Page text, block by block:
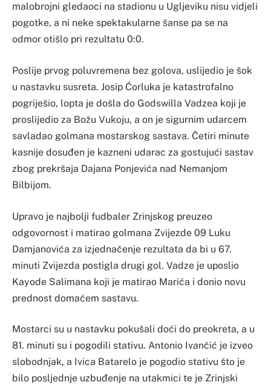
malobrojni gledaoci na stadionu u Ugljeviku nisu vidjeli
pogotke, a ni neke spektakularne šanse pa se na
odmor otišlo pri rezultatu 0:0.
Poslije prvog poluvremena bez golova, uslijedio je šok
u nastavku susreta. Josip Ćorluka je katastrofalno
pogriješio, lopta je došla do Godswilla Vadzea koji je
proslijedio za Božu Vukoju, a on je sigurnim udarcem
savladao golmana mostarskog sastava. Četiri minute
kasnije dosuđen je kazneni udarac za gostujući sastav
zbog prekršaja Dajana Ponjevića nad Nemanjom
Bilbijom.
Upravo je najbolji fudbaler Zrinjskog preuzeo
odgovornost i matirao golmana Zvijezde 09 Luku
Damjanovića za izjednačenje rezultata da bi u 67.
minuti Zvijezda postigla drugi gol. Vadze je uposlio
Kayode Salimana koji je matirao Marića i donio novu
prednost domaćem sastavu.
Mostarci su u nastavku pokušali doći do preokreta, a u
81. minuti su i pogodili stativu. Antonio Ivančić je izveo
slobodnjak, a Ivica Batarelo je pogodio stativu što je
bilo posljednje uzbuđenje na utakmici te je Zrinjski